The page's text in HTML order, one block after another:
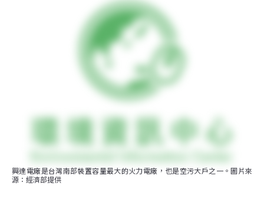
興達電廠是台灣南部裝置容量最大的火力電廠，也是空污大戶之一。圖片來
源：經濟部提供